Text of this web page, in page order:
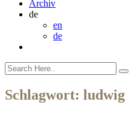
Archiv
de
en
de
Schlagwort: ludwig